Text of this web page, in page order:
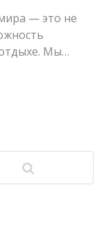
— это не
Мы
Здесь
услугах,
Окунитесь